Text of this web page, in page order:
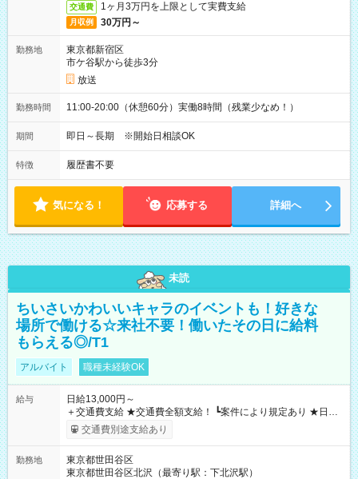
交通費 1ヶ月3万円を上限として実費支給
月収例 30万円～
勤務地
東京都新宿区
市ケ谷駅から徒歩3分
放送
勤務時間 11:00-20:00（休憩60分）実働8時間（残業少なめ！）
期間 即日～長期 ※開始日相談OK
特徴 履歴書不要
気になる！ 応募する 詳細へ
未読
ちいさいかわいいキャラのイベントも！好きな
場所で働ける☆来社不要！働いたその日に給料
もらえる◎/T1
アルバイト 職種未経験OK
給与
日給13,000円～
＋交通費支給 ★交通費全額支給！ ┗案件により規定あり ★日払
いOK！（規定あり） ┗働いたその日に現金GET♪ お仕事後はコ
ンビニATMから 日払い分を引き落とせます！ 【試用期間】試
交通費別途支給あり
勤務地
東京都世田谷区
東京都世田谷区北沢（最寄り駅：下北沢駅）